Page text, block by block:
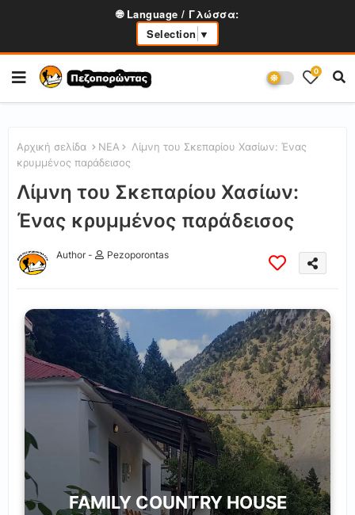
🌐 Language / Γλώσσα:
Selection ▼
0
Αρχική σελίδα ΝΕΑ
Λίμνη του Σκεπαρίου Χασίων: Ένας
κρυμμένος παράδεισος
Λίμνη του Σκεπαρίου Χασίων:
Ένας κρυμμένος παράδεισος
Author - Pezoporontas
FAMILY COUNTRY HOUSE